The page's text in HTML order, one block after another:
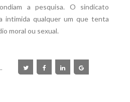
a pesquisa. O sindicato
intimida qualquer um que tenta
moral ou sexual.